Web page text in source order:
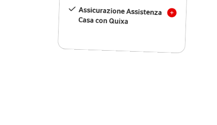
Assicurazione Assistenza
Casa con Quixa